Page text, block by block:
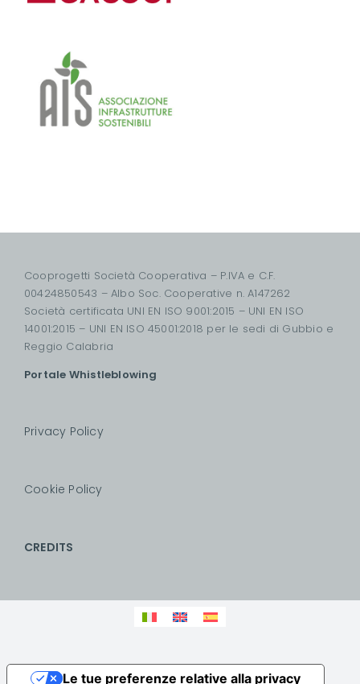
Cooprogetti Società Cooperativa – P.IVA e C.F.
00424850543 – Albo Soc. Cooperative n. A147262
Società certificata UNI EN ISO 9001:2015 – UNI EN ISO
14001:2015 – UNI EN ISO 45001:2018 per le sedi di Gubbio e
Reggio Calabria
Portale Whistleblowing
Privacy Policy
Cookie Policy
CREDITS
Le tue preferenze relative alla privacy